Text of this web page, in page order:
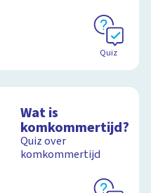
Quiz
Wat is
komkommertijd?
Quiz over
komkommertijd